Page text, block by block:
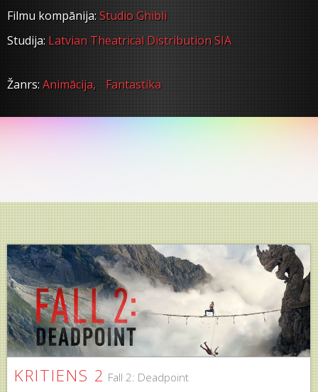
Filmu kompānija:Studio Ghibli
Studija:Latvian Theatrical Distribution SIA
Žanrs:Animācija, Fantastika
KRITIENS 2 Fall 2: Deadpoint